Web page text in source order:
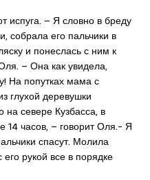
испуга. – Я словно в бреду
собрала его пальчики в
и понеслась с ним к
– Она как увидела,
На попутках мама с
глухой деревушки
севере Кузбасса, в
14 часов, – говорит Оля.- Я
спасут. Молила
рукой все в порядке